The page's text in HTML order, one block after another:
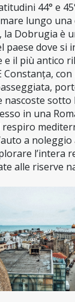
44° e
lungo
la Dobrugia è
paese dove si
e il più antico
Constanța, con
sotto
in una
a
l’intera
alle riserve